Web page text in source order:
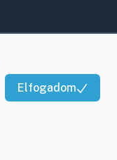
Elfogadom